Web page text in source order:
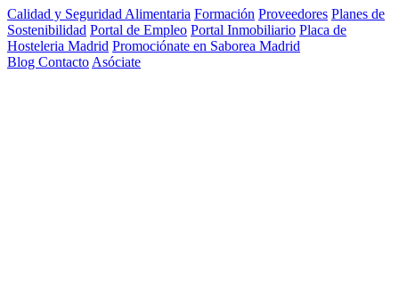
Calidad y Seguridad Alimentaria Formación Proveedores Planes de
Sostenibilidad Portal de Empleo Portal Inmobiliario Placa de
Hosteleria Madrid Promociónate en Saborea Madrid
Blog Contacto Asóciate